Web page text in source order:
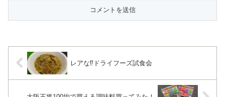
レアな⁉︎ドライフーズ試食会